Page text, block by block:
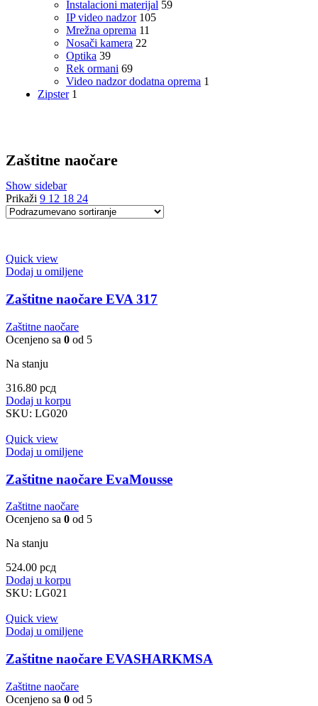
Instalacioni materijal 59
IP video nadzor 105
Mrežna oprema 11
Nosači kamera 22
Optika 39
Rek ormani 69
Video nadzor dodatna oprema 1
Zipster 1
Zaštitne naočare
Show sidebar
Prikaži 9 12 18 24
Quick view
Dodaj u omiljene
Zaštitne naočare EVA 317
Zaštitne naočare
Ocenjeno sa 0 od 5
Na stanju
316.80 рсд
Dodaj u korpu
SKU: LG020
Quick view
Dodaj u omiljene
Zaštitne naočare EvaMousse
Zaštitne naočare
Ocenjeno sa 0 od 5
Na stanju
524.00 рсд
Dodaj u korpu
SKU: LG021
Quick view
Dodaj u omiljene
Zaštitne naočare EVASHARKMSA
Zaštitne naočare
Ocenjeno sa 0 od 5